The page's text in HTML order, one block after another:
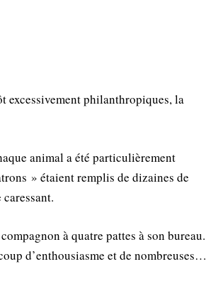
excessivement philanthropiques, la
animal a été particulièrement
» étaient remplis de dizaines de
à quatre pattes à son bureau.
d’enthousiasme et de nombreuses…